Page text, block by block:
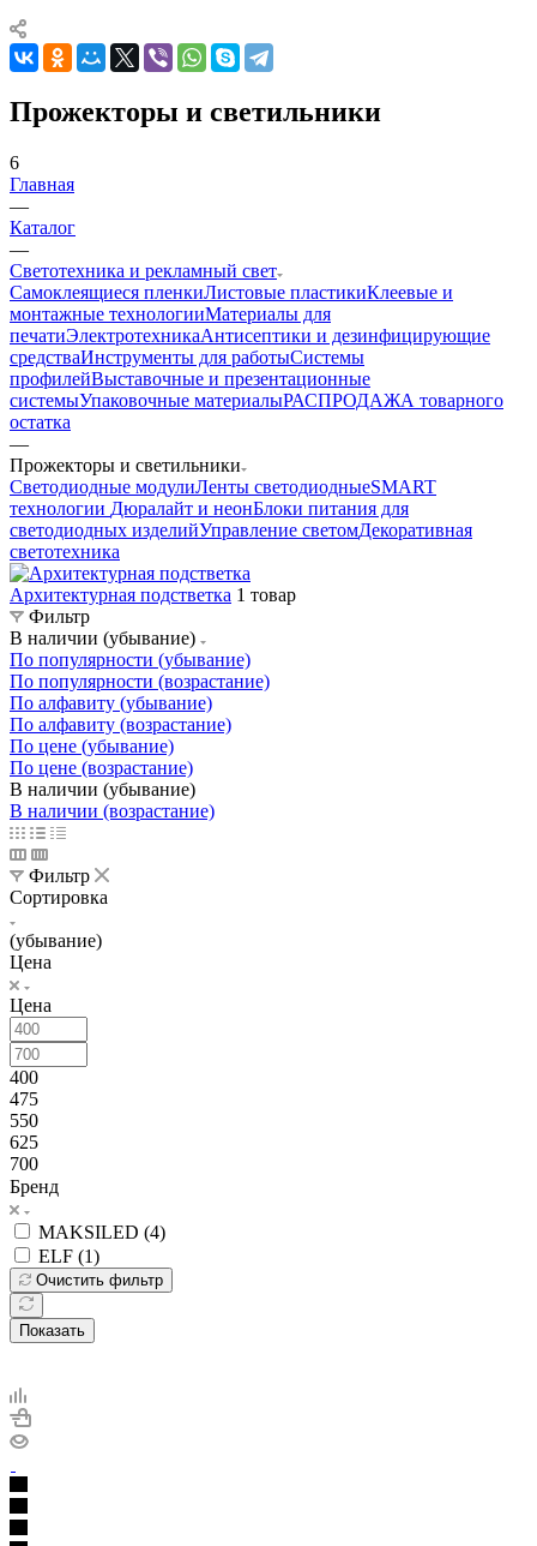
Прожекторы и светильники
6
Главная
—
Каталог
—
Светотехника и рекламный свет
Самоклеящиеся пленкиЛистовые пластикиКлеевые и
монтажные технологииМатериалы для
печатиЭлектротехникаАнтисептики и дезинфицирующие
средстваИнструменты для работыСистемы
профилейВыставочные и презентационные
системыУпаковочные материалыРАСПРОДАЖА товарного
остатка
—
Прожекторы и светильники
Светодиодные модулиЛенты светодиодныеSMART
технологии Дюралайт и неонБлоки питания для
светодиодных изделийУправление светомДекоративная
светотехника
Архитектурная подстветка 1 товар
Фильтр
В наличии (убывание)
По популярности (убывание)
По популярности (возрастание)
По алфавиту (убывание)
По алфавиту (возрастание)
По цене (убывание)
По цене (возрастание)
В наличии (убывание)
В наличии (возрастание)
Фильтр
Сортировка
(убывание)
Цена
Цена
400
475
550
625
700
Бренд
MAKSILED (4)
ELF (1)
Очистить фильтр
Показать